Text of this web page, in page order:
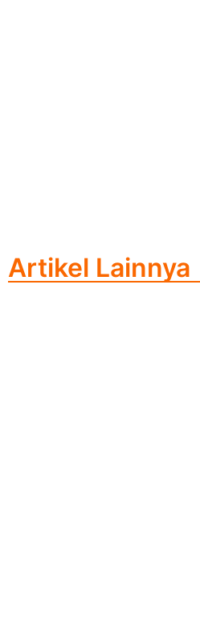
Artikel Lainnya